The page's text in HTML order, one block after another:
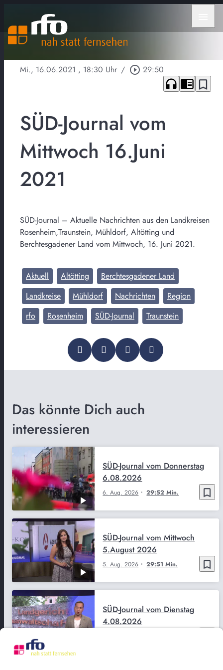
Mi., 16.06.2021 , 18:30 Uhr / play_circle_outline 29:50
headphones chrome_reader_mode bookmark_border
SÜD-Journal vom
Mittwoch 16.Juni
2021
SÜD-Journal – Aktuelle Nachrichten aus den Landkreisen
Rosenheim,Traunstein, Mühldorf, Altötting und
Berchtesgadener Land vom Mittwoch, 16. Juni 2021.
Aktuell Altötting
Berchtesgadener Land
Landkreise
Mühldorf Nachrichten
Region
rfo
Rosenheim SÜD-Journal Traunstein
Das könnte Dich auch
interessieren
bookmark_border
6. Aug. 2026 29:52 Min.
SÜD-Journal vom Donnerstag
6.08.2026
bookmark_border
5. Aug. 2026 29:51 Min.
SÜD-Journal vom Mittwoch
5.August 2026
SÜD-Journal vom Dienstag
4.08.2026